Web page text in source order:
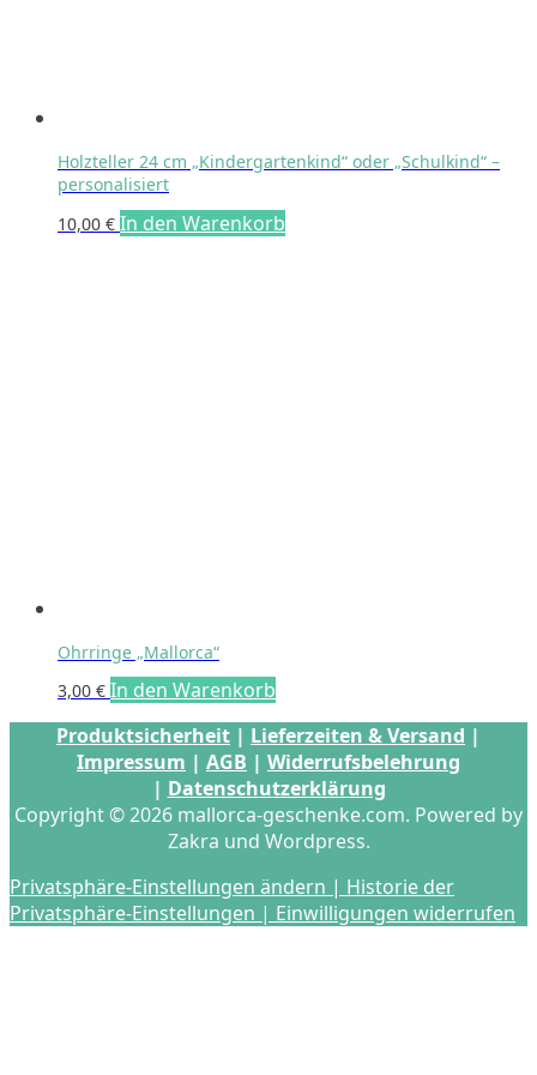
Holzteller 24 cm „Kindergartenkind“ oder „Schulkind“ –
personalisiert
10,00 € In den Warenkorb
Ohrringe „Mallorca“
3,00 € In den Warenkorb
Produktsicherheit | Lieferzeiten & Versand |
Impressum | AGB | Widerrufsbelehrung
| Datenschutzerklärung
Copyright © 2026 mallorca-geschenke.com. Powered by
Zakra und Wordpress.
Privatsphäre-Einstellungen ändern | Historie der
Privatsphäre-Einstellungen | Einwilligungen widerrufen